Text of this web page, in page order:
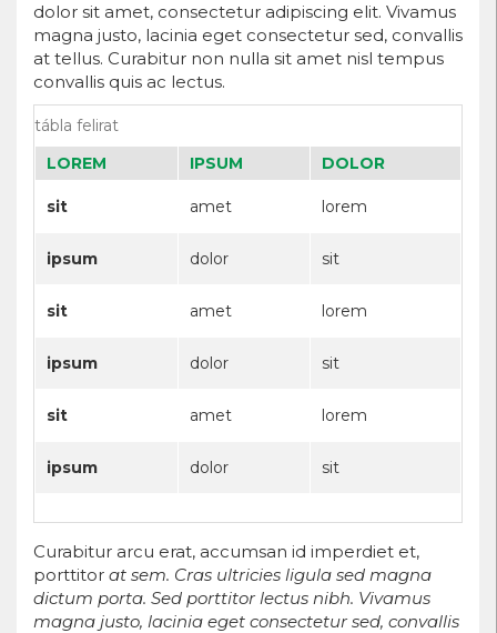
dolor sit amet, consectetur adipiscing elit. Vivamus
magna justo, lacinia eget consectetur sed, convallis
at tellus. Curabitur non nulla sit amet nisl tempus
convallis quis ac lectus.
tábla felirat
LOREM
IPSUM DOLOR
sit amet lorem
ipsum dolor sit
sit amet lorem
ipsum dolor sit
sit amet lorem
ipsum dolor sit
Curabitur arcu erat, accumsan id imperdiet et,
porttitor at sem. Cras ultricies ligula sed magna
dictum porta. Sed porttitor lectus nibh. Vivamus
magna justo, lacinia eget consectetur sed, convallis